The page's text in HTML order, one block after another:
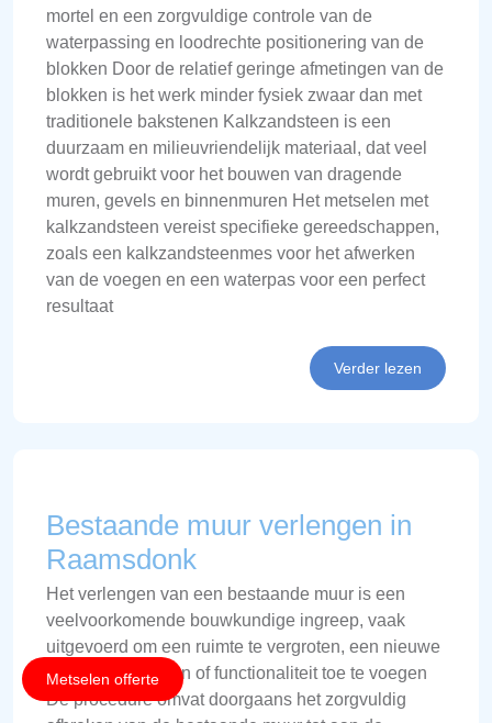
mortel en een zorgvuldige controle van de
waterpassing en loodrechte positionering van de
blokken Door de relatief geringe afmetingen van de
blokken is het werk minder fysiek zwaar dan met
traditionele bakstenen Kalkzandsteen is een
duurzaam en milieuvriendelijk materiaal, dat veel
wordt gebruikt voor het bouwen van dragende
muren, gevels en binnenmuren Het metselen met
kalkzandsteen vereist specifieke gereedschappen,
zoals een kalkzandsteenmes voor het afwerken
van de voegen en een waterpas voor een perfect
resultaat
Verder lezen
Bestaande muur verlengen in
Raamsdonk
Het verlengen van een bestaande muur is een
veelvoorkomende bouwkundige ingreep, vaak
uitgevoerd om een ruimte te vergroten, een nieuwe
indeling te creëren of functionaliteit toe te voegen
De procedure omvat doorgaans het zorgvuldig
Metselen offerte